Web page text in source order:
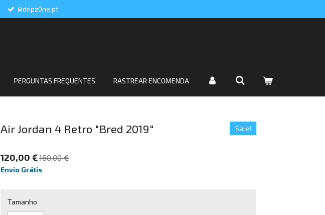
@dripz0ne.pt
PERGUNTAS FREQUENTES RASTREAR ENCOMENDA
Air Jordan 4 Retro "Bred 2019" Sale!
120,00 €160,00 €
Envio Grátis
Tamanho